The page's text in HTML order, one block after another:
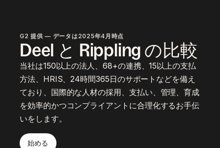
G2 提供 — データは2025年4月時点
Deel と Rippling の比較
当社は150以上の法人、68+の連携、15以上の支払
方法、HRIS、24時間365日のサポートなどを備え
ており、国際的な人材の採用、支払い、管理、育成
を効率的かつコンプライアントに合理化するお手伝
いをします。
始める